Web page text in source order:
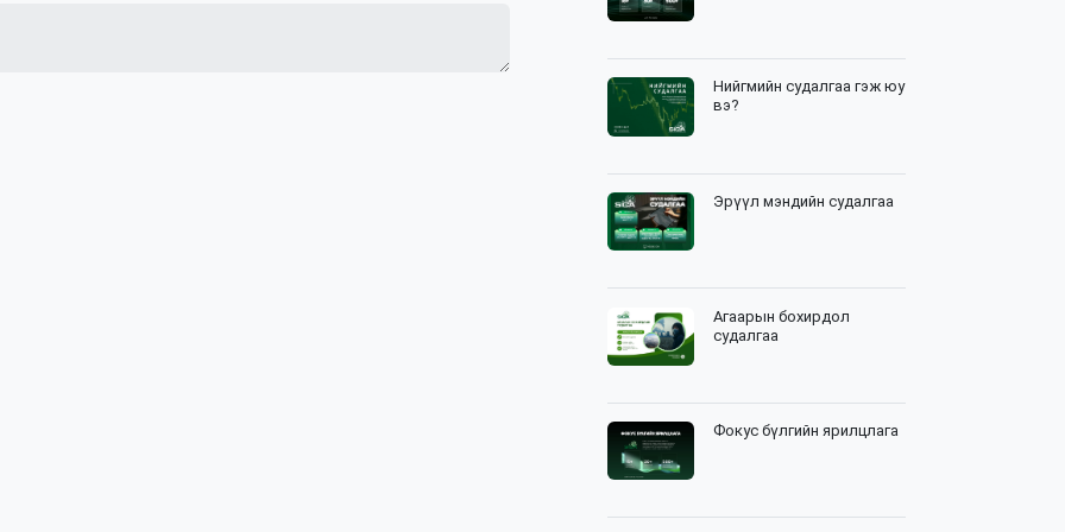
Нийгмийн судалгаа гэж юу
вэ?
Эрүүл мэндийн судалгаа
Агаарын бохирдол
судалгаа
Фокус бүлгийн ярилцлага